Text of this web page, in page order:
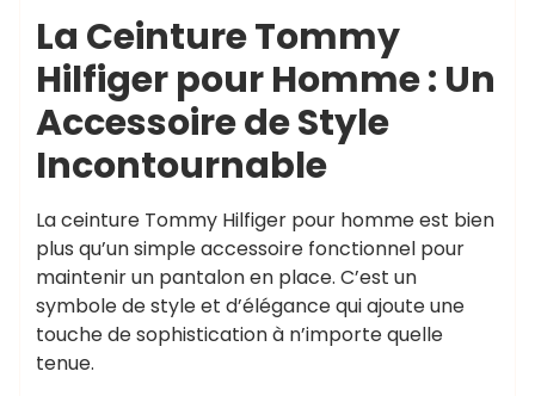
La Ceinture Tommy
Hilfiger pour Homme : Un
Accessoire de Style
Incontournable
La ceinture Tommy Hilfiger pour homme est bien
plus qu’un simple accessoire fonctionnel pour
maintenir un pantalon en place. C’est un
symbole de style et d’élégance qui ajoute une
touche de sophistication à n’importe quelle
tenue.